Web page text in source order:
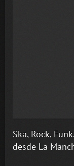
Ska, Rock,
desde La